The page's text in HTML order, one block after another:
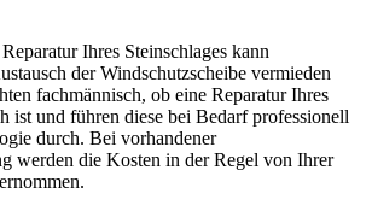
Ihres Steinschlages kann
der Windschutzscheibe vermieden
fachmännisch, ob eine Reparatur Ihres
ist und führen diese bei Bedarf professionell
durch. Bei vorhandener
werden die Kosten in der Regel von Ihrer